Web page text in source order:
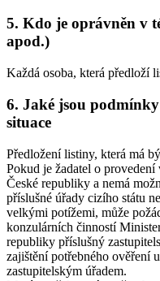
5. Kdo je oprávněn v
apod.)
Každá osoba, která předloží
6. Jaké jsou
situace
Předložení listiny, která má
Pokud je žadatel o
České republiky a nemá
příslušné úřady cizího státu
velkými potížemi, může
konzulárních činností
republiky příslušný
zajištění potřebného ověření
zastupitelským úřadem.